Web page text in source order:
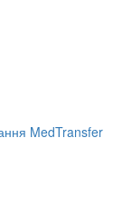
MedTransfer